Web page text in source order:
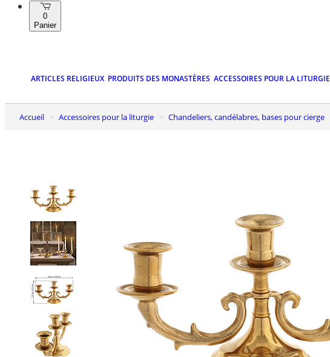
0
Panier
ARTICLES RELIGIEUX PRODUITS DES MONASTÈRES ACCESSOIRES POUR LA LITURGIE
Accueil Accessoires pour la liturgie Chandeliers, candélabres, bases pour cierge